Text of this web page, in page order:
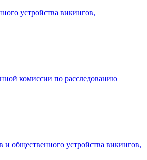
устройства викингов,
комиссии по расследованию
общественного устройства викингов,